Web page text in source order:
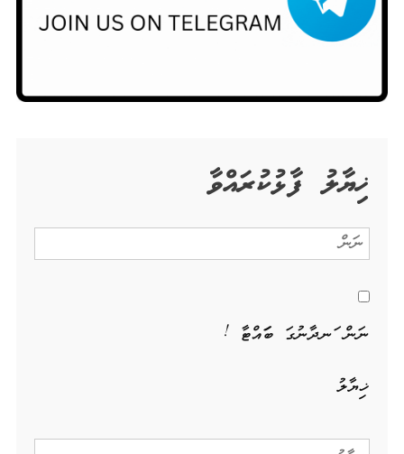
ޚިޔާލު ފާޅުކުރައްވާ
ނަން ހަނދާނުގަ ބަހައްޓާ !
ޚިޔާލު